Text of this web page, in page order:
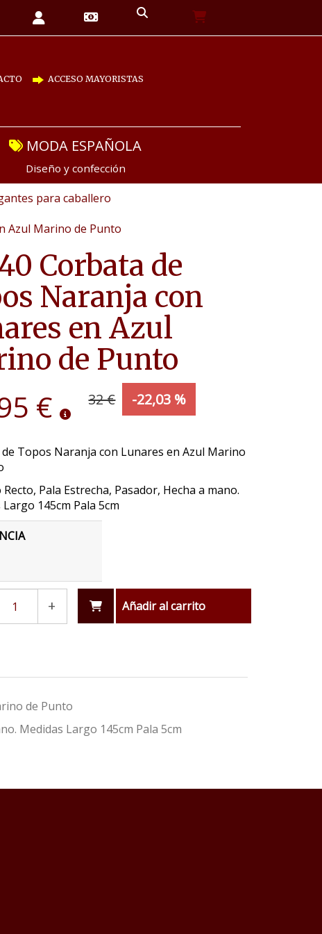
ACCESO MAYORISTAS
MODA ESPAÑOLA
Diseño y confección
para caballero
Azul Marino de Punto
Corbata de
Naranja con
en Azul
de Punto
€ 32 € -22,03 %
Topos Naranja con Lunares en Azul Marino
Pala Estrecha, Pasador, Hecha a mano.
145cm Pala 5cm
+ Añadir al carrito
de Punto
Medidas Largo 145cm Pala 5cm